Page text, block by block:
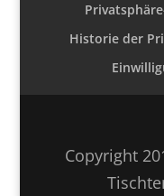
Historie der
Copyright